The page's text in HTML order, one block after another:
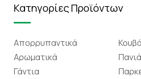
Κατηγορίες Προϊόντων
Απορρυπαντικά
Αρωματικά
Γάντια